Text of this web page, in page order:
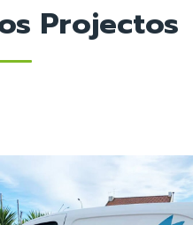
Projectos